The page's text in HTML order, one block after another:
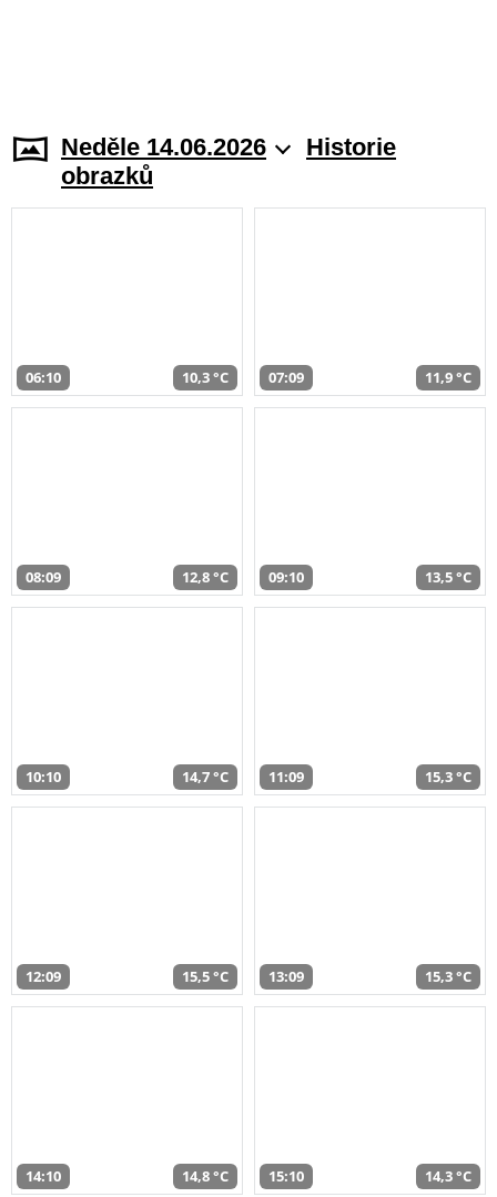
Neděle 14.06.2026
Historie
obrazků
06:10 10,3 °C 07:09 11,9 °C
08:09 12,8 °C 09:10 13,5 °C
10:10 14,7 °C 11:09 15,3 °C
12:09 15,5 °C 13:09 15,3 °C
14:10 14,8 °C 15:10 14,3 °C